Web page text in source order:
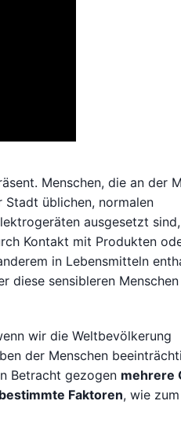
Menschen, die an der
Stadt üblichen, normalen
ausgesetzt
Kontakt mit Produkten
in Lebensmitteln
diese sensibleren Menschen
wir die Weltbevölkerung
der Menschen
Betracht gezogen mehrere
bestimmte Faktoren, wie zum